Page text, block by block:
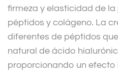
firmeza y elasticidad de
péptidos y colágeno. La
diferentes de péptidos
natural de ácido
proporcionando un efecto